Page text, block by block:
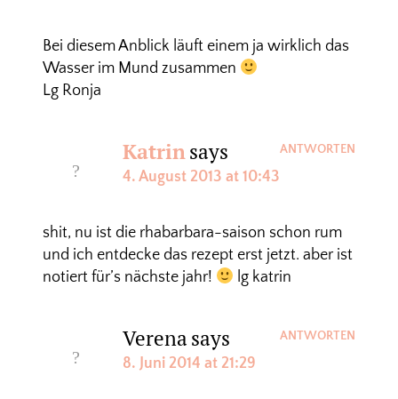
Bei diesem Anblick läuft einem ja wirklich das
Wasser im Mund zusammen
Lg Ronja
Katrinsays
4. August 2013 at 10:43
shit, nu ist die rhabarbara-saison schon rum
und ich entdecke das rezept erst jetzt. aber ist
notiert für’s nächste jahr!
lg katrin
ANTWORTEN
Verenasays
8. Juni 2014 at 21:29
ANTWORTEN